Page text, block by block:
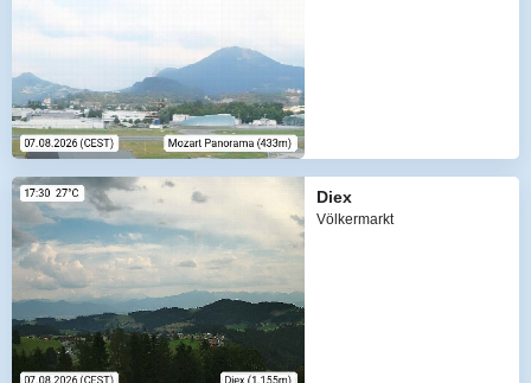
Diex
Völkermarkt